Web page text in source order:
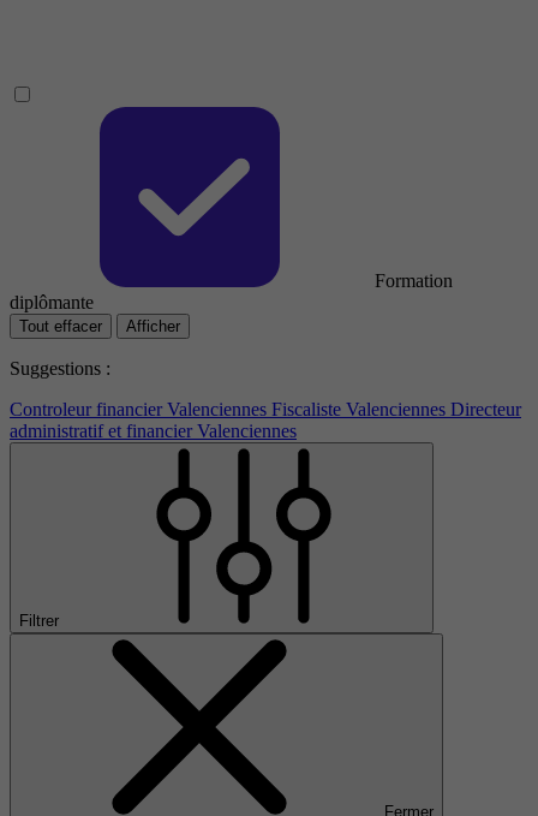
Formation
diplômante
Tout effacer Afficher
Suggestions :
Controleur financier Valenciennes Fiscaliste Valenciennes Directeur
administratif et financier Valenciennes
Filtrer
Fermer